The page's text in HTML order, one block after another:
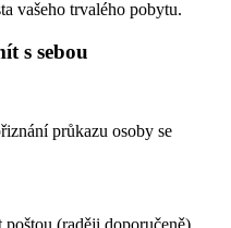
vašeho trvalého pobytu.
s sebou
průkazu osoby se
(raději doporučeně).